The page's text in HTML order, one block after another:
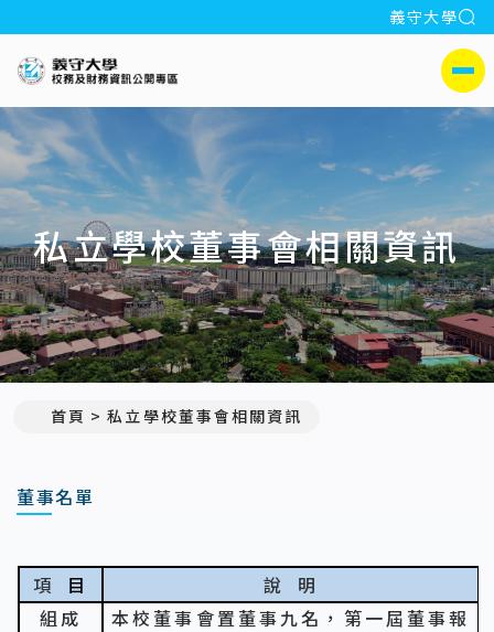
:::
義守大學
義守大學校務及財務公開專區
側選單
私立學校董事會相關資訊
首頁 私立學校董事會相關資訊
董事名單
項 目 說
明
組成
本校董事會置董事九名，第一屆董事報